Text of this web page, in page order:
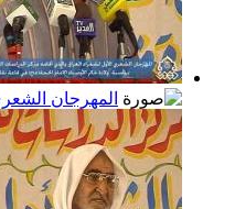
المهرجان